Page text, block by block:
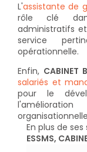
L'assistante de
rôle clé
administratifs
service
opérationnelle.
Enfin, CABINET
salariés et
pour le
En plus de ses
ESSMS,